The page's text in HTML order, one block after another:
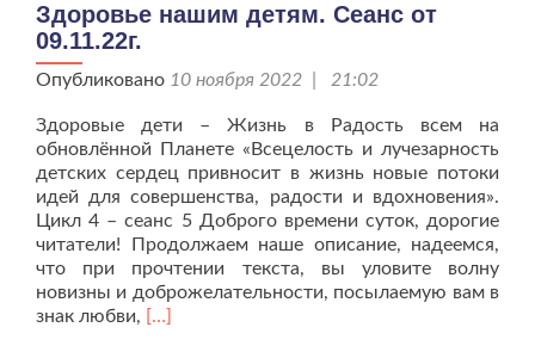
Здоровье нашим детям. Сеанс от
09.11.22г.
Опубликовано 10 ноября 2022 | 21:02
Здоровые дети – Жизнь в Радость всем на
обновлённой Планете «Всецелость и лучезарность
детских сердец привносит в жизнь новые потоки
идей для совершенства, радости и вдохновения».
Цикл 4 – сеанс 5 Доброго времени суток, дорогие
читатели! Продолжаем наше описание, надеемся,
что при прочтении текста, вы уловите волну
новизны и доброжелательности, посылаемую вам в
знак любви, Читать
[…]